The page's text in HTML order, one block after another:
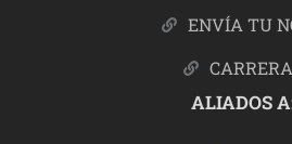
ENVÍA TU
ALIADOS